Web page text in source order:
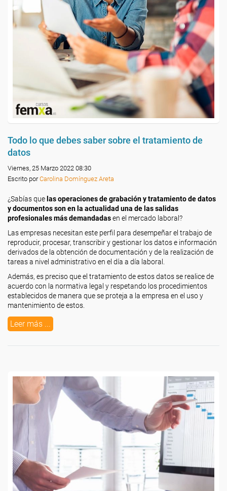
Todo lo que debes saber sobre el tratamiento de
datos
Viernes, 25 Marzo 2022 08:30
Escrito porCarolina Domínguez Areta
¿Sabías que las operaciones de grabación y tratamiento de datos
y documentos son en la actualidad una de las salidas
profesionales más demandadasen el mercado laboral?
Las empresas necesitan este perfil para desempeñar el trabajo de
reproducir, procesar, transcribir y gestionar los datos e información
derivados de la obtención de documentación y de la realización de
tareas a nivel administrativo en el día a día laboral.
Además, es preciso que el tratamiento de estos datos se realice de
acuerdo con la normativa legal y respetando los procedimientos
establecidos de manera que se proteja a la empresa en el uso y
mantenimiento de estos.
Leer más ...